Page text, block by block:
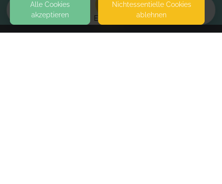
EVENTS
Alle Cookies
akzeptieren
Nicht­essentielle Cookies
ablehnen